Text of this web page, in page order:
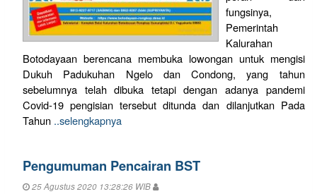
fungsinya,
Pemerintah
Kalurahan
Botodayaan berencana membuka lowongan untuk mengisi
Dukuh Padukuhan Ngelo dan Condong, yang tahun
sebelumnya telah dibuka tetapi dengan adanya pandemi
Covid-19 pengisian tersebut ditunda dan dilanjutkan Pada
Tahun ..selengkapnya
Pengumuman Pencairan BST
25 Agustus 2020 13:28:26 WIB